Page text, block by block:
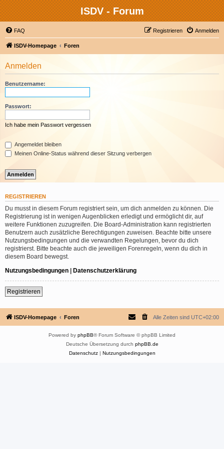
ISDV - Forum
FAQ Anmelden
Registrieren
ISDV-Homepage Foren
Anmelden
Benutzername:
Passwort:
Ich habe mein Passwort vergessen
Angemeldet bleiben
Meinen Online-Status während dieser Sitzung verbergen
REGISTRIEREN
Du musst in diesem Forum registriert sein, um dich anmelden zu können. Die
Registrierung ist in wenigen Augenblicken erledigt und ermöglicht dir, auf
weitere Funktionen zuzugreifen. Die Board-Administration kann registrierten
Benutzern auch zusätzliche Berechtigungen zuweisen. Beachte bitte unsere
Nutzungsbedingungen und die verwandten Regelungen, bevor du dich
registrierst. Bitte beachte auch die jeweiligen Forenregeln, wenn du dich in
diesem Board bewegst.
Nutzungsbedingungen | Datenschutzerklärung
Registrieren
ISDV-Homepage Foren Alle Zeiten sind UTC+02:00
Powered by phpBB® Forum Software © phpBB Limited
Deutsche Übersetzung durch phpBB.de
Datenschutz| Nutzungsbedingungen